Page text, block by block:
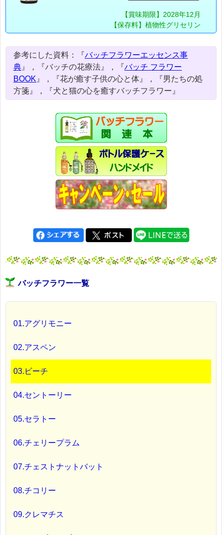
【賞味期限】2028年12月
【保存料】植物性グリセリン
参考にした資料：『バッチフラワーエッセンス事
典 』，『バッチの花療法』，『バッチ フラワー
BOOK 』，『花が癒す子供の心と体』，『男たちの処
方箋』，『犬と猫の心を癒すバッチフラワー』
バッチフラワー一覧
01.アグリモニー
02.アスペン
03.ビーチ
04.セントーリー
05.セラトー
06.チェリープラム
07.チェストナットバット
08.チコリー
09.クレマチス